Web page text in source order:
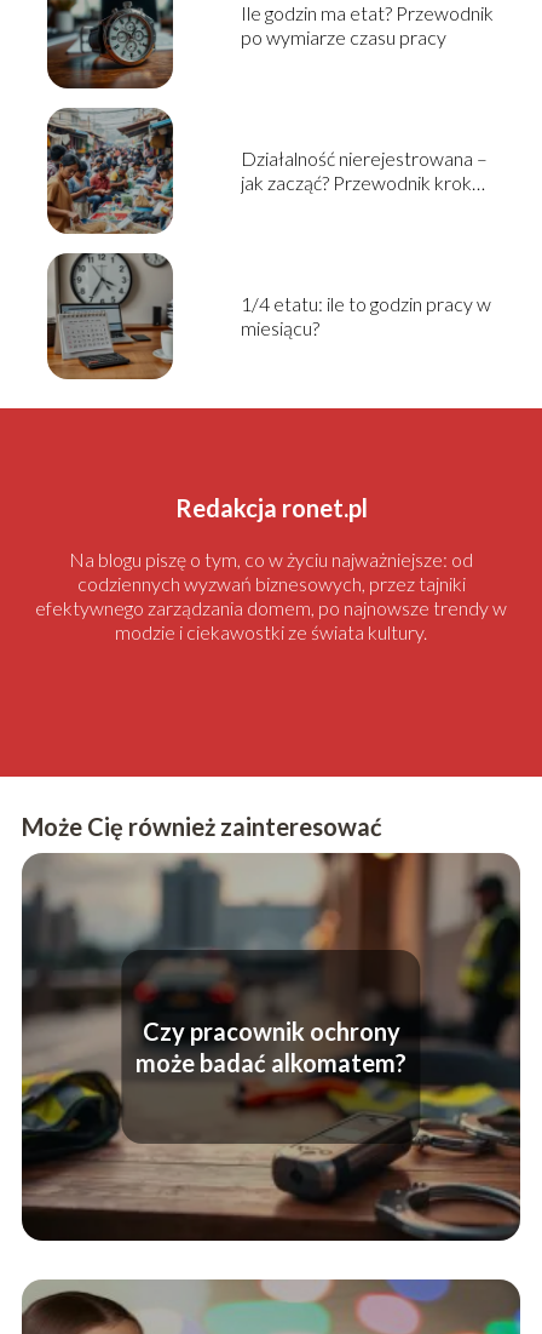
Ile godzin ma etat? Przewodnik
po wymiarze czasu pracy
Działalność nierejestrowana –
jak zacząć? Przewodnik krok
1/4 etatu: ile to godzin pracy w
miesiącu?
Redakcja ronet.pl
Na blogu piszę o tym, co w życiu najważniejsze: od
codziennych wyzwań biznesowych, przez tajniki
efektywnego zarządzania domem, po najnowsze trendy w
modzie i ciekawostki ze świata kultury.
Może Cię również zainteresować
Czy pracownik ochrony
może badać alkomatem?